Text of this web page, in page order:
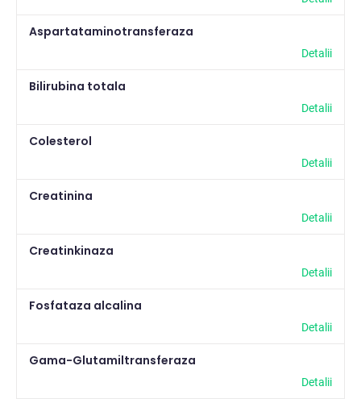
Rumegatoare mici
2
Aspartataminotransferaza
Detalii
Bilirubina totala
Detalii
Colesterol
Detalii
Creatinina
Detalii
Creatinkinaza
Detalii
Fosfataza alcalina
Detalii
Gama-Glutamiltransferaza
Detalii